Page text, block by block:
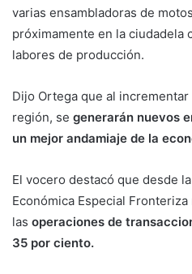
varias ensambladoras de
próximamente en la ciudadela
labores de producción.
Dijo Ortega que al
región, se generarán nuevos
un mejor andamiaje de la
El vocero destacó que desde
Económica Especial
las operaciones de
35 por ciento.